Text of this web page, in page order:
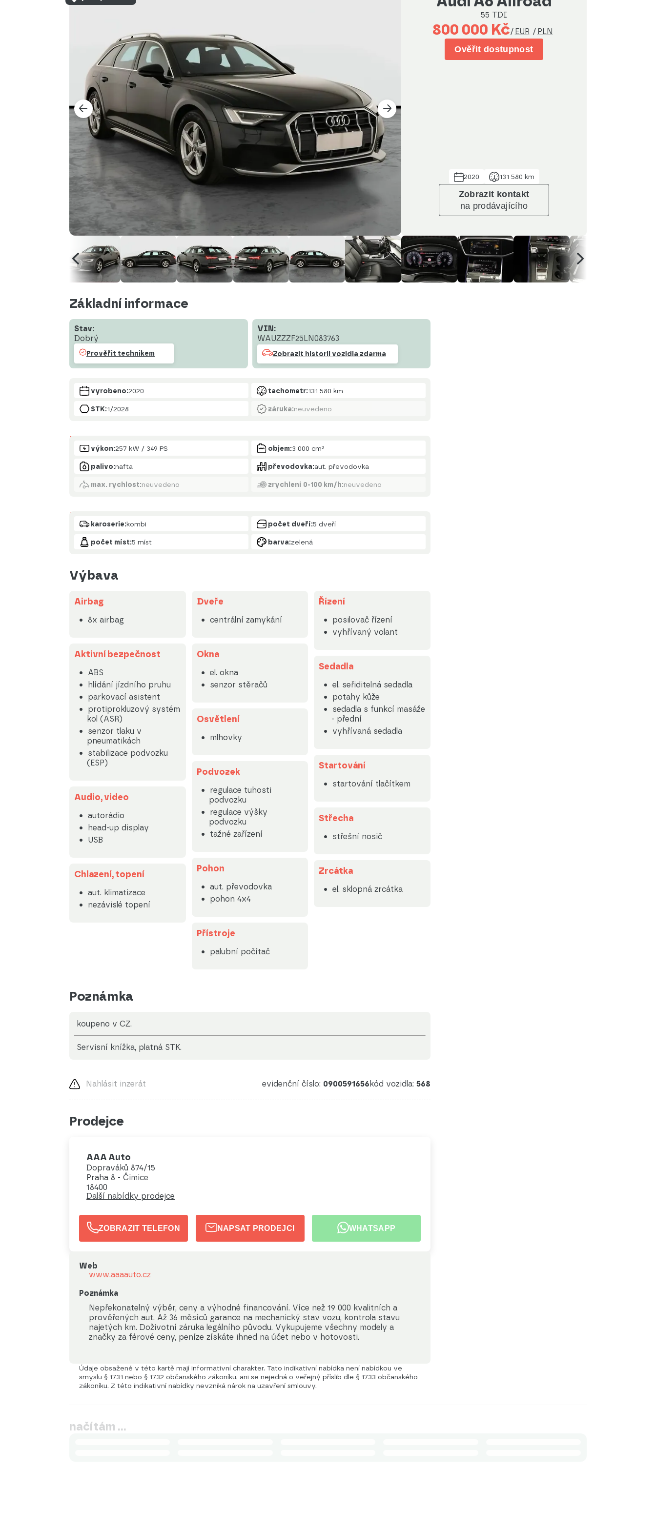
55 TDI
800 000 Kč/ EUR / PLN
Ověřit dostupnost
2020 131 580 km
Zobrazit kontakt
na prodávajícího
Základní informace
Stav:
Dobrý
Prověřit technikem
VIN:
WAUZZZF25LN083763
Zobrazit historii vozidla zdarma
vyrobeno:2020 tachometr:131 580 km
STK:1/2028 záruka:neuvedeno
Motor
výkon:257 kW / 349 PS objem:3 000 cm³
palivo:nafta převodovka:aut. převodovka
max. rychlost:neuvedeno zrychlení 0-100 km/h:neuvedeno
Karoserie
karoserie:kombi počet dveří:5 dveří
počet míst:5 míst barva:zelená
Výbava
Airbag
8x airbag
Aktivní bezpečnost
ABS
hlídání jízdního pruhu
parkovací asistent
protiprokluzový systém
kol (ASR)
senzor tlaku v
pneumatikách
stabilizace podvozku
(ESP)
Audio, video
autorádio
head-up display
USB
Chlazení, topení
aut. klimatizace
nezávislé topení
Dveře
centrální zamykání
Okna
el. okna
senzor stěračů
Osvětlení
mlhovky
Podvozek
regulace tuhosti
podvozku
regulace výšky
podvozku
tažné zařízení
Pohon
aut. převodovka
pohon 4x4
Přístroje
palubní počítač
Řízení
posilovač řízení
vyhřívaný volant
Sedadla
el. seřiditelná sedadla
potahy kůže
sedadla s funkcí masáže
- přední
vyhřívaná sedadla
Startování
startování tlačítkem
Střecha
střešní nosič
Zrcátka
el. sklopná zrcátka
Poznámka
koupeno v CZ.
servisní knížka, platná STK.
evidenční číslo: 0900591656 kód vozidla: 568
Nahlásit inzerát
Prodejce
AAA Auto
Dopraváků 874/15
Praha 8 - Čimice
18400
Další nabídky prodejce
ZOBRAZIT TELEFON NAPSAT PRODEJCI WHATSAPP
Web
www.aaaauto.cz
Poznámka
Nepřekonatelný výběr, ceny a výhodné financování. Více než 19 000 kvalitních a
prověřených aut. Až 36 měsíců garance na mechanický stav vozu, kontrola stavu
najetých km. Doživotní záruka legálního původu. Vykupujeme všechny modely a
značky za férové ceny, peníze získáte ihned na účet nebo v hotovosti.
Údaje obsažené v této kartě mají informativní charakter. Tato indikativní nabídka není nabídkou ve
smyslu § 1731 nebo § 1732 občanského zákoníku, ani se nejedná o veřejný příslib dle § 1733 občanského
zákoníku. Z této indikativní nabídky nevzniká nárok na uzavření smlouvy.
načítám …